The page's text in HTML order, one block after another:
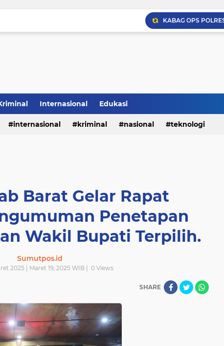
Internasional Edukasi
internasional kriminal nasional teknologi
Barat Gelar Rapat
Penetapan
Wakil Bupati Terpilih.
Sumutpos.id
2025 | Maret 19, 2025 WIB | 0Views
SHARE